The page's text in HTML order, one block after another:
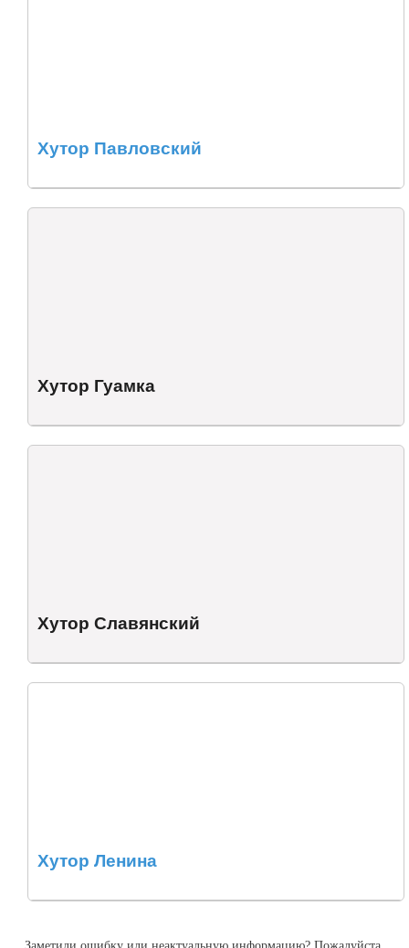
Хутор Павловский
Хутор Гуамка
Хутор Славянский
Хутор Ленина
Заметили ошибку или неактуальную информацию? Пожалуйста,